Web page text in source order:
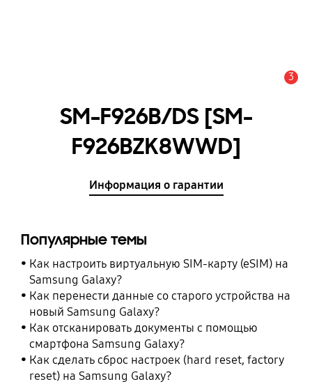
3
SM-F926B/DS [SM-
F926BZK8WWD]
Информация о гарантии
Популярные темы
Как настроить виртуальную SIM-карту (eSIM) на
Samsung Galaxy?
Как перенести данные со старого устройства на
новый Samsung Galaxy?
Как отсканировать документы с помощью
смартфона Samsung Galaxy?
Как сделать сброс настроек (hard reset, factory
reset) на Samsung Galaxy?